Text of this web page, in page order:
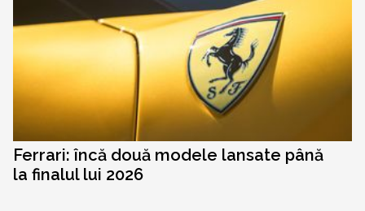
Ferrari: încă două modele lansate până
la finalul lui 2026